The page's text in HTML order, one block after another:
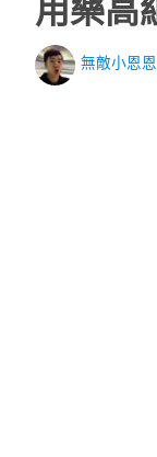
用樂高
無敵小恩恩